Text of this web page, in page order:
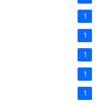
1
1
1
1
1